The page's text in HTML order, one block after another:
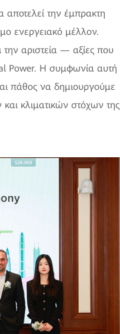
αποτελεί την έμπρακτη
ενεργειακό μέλλον.
την αριστεία — αξίες που
Power. Η συμφωνία αυτή
πάθος να δημιουργούμε
κλιματικών στόχων της